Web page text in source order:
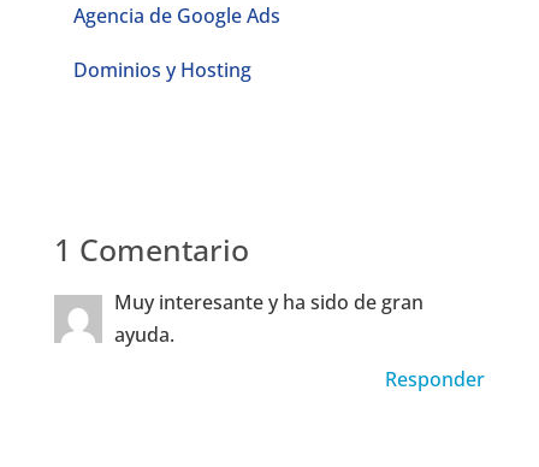
Agencia de Google Ads
Dominios y Hosting
1 Comentario
Muy interesante y ha sido de gran
ayuda.
Responder